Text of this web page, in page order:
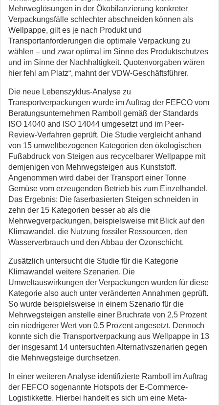
Mehrweglösungen in der Ökobilanzierung konkreter
Verpackungsfälle schlechter abschneiden können als
Wellpappe, gilt es je nach Produkt und
Transportanforderungen die optimale Verpackung zu
wählen – und zwar optimal im Sinne des Produktschutzes
und im Sinne der Nachhaltigkeit. Quotenvorgaben wären
hier fehl am Platz“, mahnt der VDW-Geschäftsführer.
Die neue Lebenszyklus-Analyse zu
Transportverpackungen wurde im Auftrag der FEFCO vom
Beratungsunternehmen Ramboll gemäß der Standards
ISO 14040 and ISO 14044 umgesetzt und im Peer-
Review-Verfahren geprüft. Die Studie vergleicht anhand
von 15 umweltbezogenen Kategorien den ökologischen
Fußabdruck von Steigen aus recycelbarer Wellpappe mit
demjenigen von Mehrwegsteigen aus Kunststoff.
Angenommen wird dabei der Transport einer Tonne
Gemüse vom erzeugenden Betrieb bis zum Einzelhandel.
Das Ergebnis: Die faserbasierten Steigen schneiden in
zehn der 15 Kategorien besser ab als die
Mehrwegverpackungen, beispielsweise mit Blick auf den
Klimawandel, die Nutzung fossiler Ressourcen, den
Wasserverbrauch und den Abbau der Ozonschicht.
Zusätzlich untersucht die Studie für die Kategorie
Klimawandel weitere Szenarien. Die
Umweltauswirkungen der Verpackungen wurden für diese
Kategorie also auch unter veränderten Annahmen geprüft.
So wurde beispielsweise in einem Szenario für die
Mehrwegsteigen anstelle einer Bruchrate von 2,5 Prozent
ein niedrigerer Wert von 0,5 Prozent angesetzt. Dennoch
konnte sich die Transportverpackung aus Wellpappe in 13
der insgesamt 14 untersuchten Alternativszenarien gegen
die Mehrwegsteige durchsetzen.
In einer weiteren Analyse identifizierte Ramboll im Auftrag
der FEFCO sogenannte Hotspots der E-Commerce-
Logistikkette. Hierbei handelt es sich um eine Meta-